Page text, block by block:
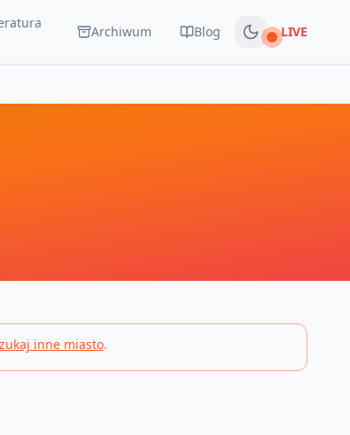
Archiwum Blog Na żywo
LIVE
inne miasto.